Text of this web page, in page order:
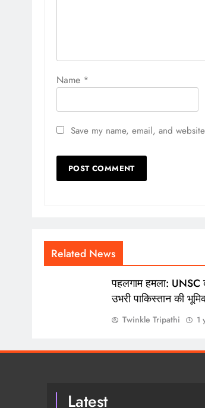
Name *
Save my name, email, and
Related News
पहलगाम हमला: UNSC
उभरी पाकिस्तान की
Twinkle Tripathi 1
Latest